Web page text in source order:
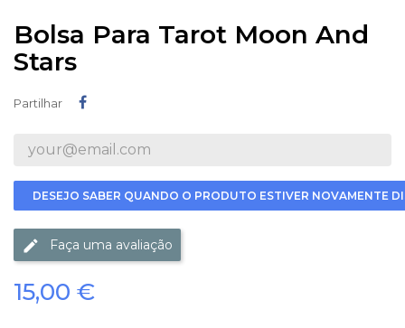
Bolsa Para Tarot Moon And
Stars
Partilhar
DESEJO SABER QUANDO O PRODUTO ESTIVER NOVAMENTE
Faça uma avaliação
15,00 €